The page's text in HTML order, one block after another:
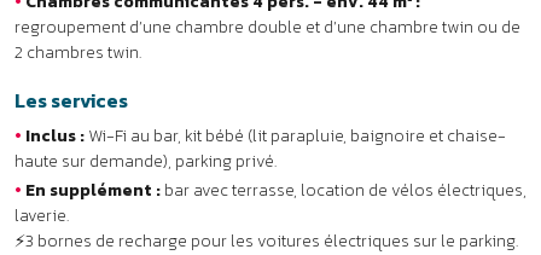
À table :une gastronomie régionale et des spécialités
provençales (soupe de poissons, soupe au pistou, aïoli, etc.) sont
proposées dans deux salles de restaurant climatisées. Petit
déjeuner, déjeuner et dîner servis en buffets. Bar à vins en
supplément. Envie de partir en balade à la journée : réservez votre
panier-repas !
DÉTENTE & LOISIRS